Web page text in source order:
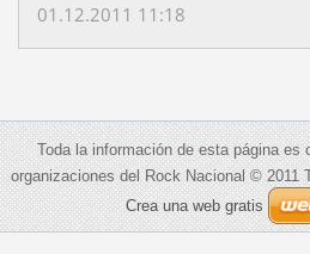
01.12.2011 11:18
Toda la información de esta página
organizaciones del Rock Nacional © 2011
Crea una web gratis